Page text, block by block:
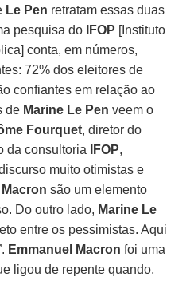
Le Pen retratam essas duas
pesquisa do
IFOP [Instituto
conta, em números,
72% dos eleitores de
confiantes em relação ao
de Marine Le Penveem o
Fourquet, diretor do
da consultoria
IFOP,
muito otimistas e
são um elemento
Do outro lado, Marine Le
entre os pessimistas. Aqui
Emmanuel Macron foi uma
ligou de repente quando,